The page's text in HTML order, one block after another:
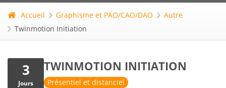
Accueil Graphisme et PAO/CAO/DAO
Autre
Twinmotion Initiation
3
Jours
TWINMOTION INITIATION
Présentiel et distanciel